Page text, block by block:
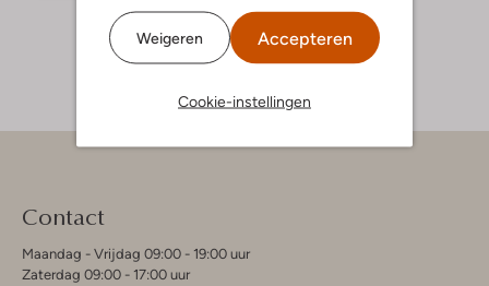
Weigeren Accepteren
Cookie-instellingen
Contact
Maandag - Vrijdag 09:00 - 19:00 uur
Zaterdag 09:00 - 17:00 uur